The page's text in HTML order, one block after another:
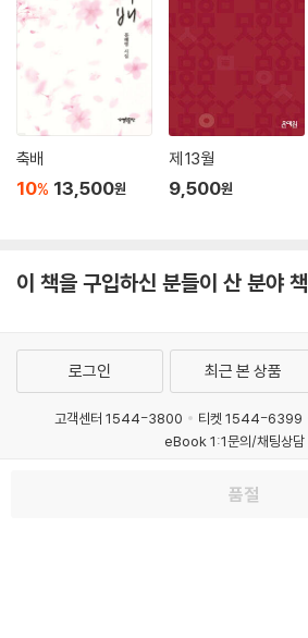
축배
10% 13,500원
제 13월
9,500원
이 책을 구입하신 분들이 산 분야 책
품절
로그인 최근 본 상품
고객센터 1544-3800 티켓 1544-6399
eBook 1:1문의/채팅상담
개인정보처리방침